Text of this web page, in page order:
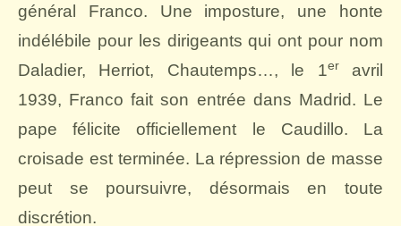
général Franco. Une imposture, une honte
indélébile pour les dirigeants qui ont pour nom
Daladier, Herriot, Chautemps…, le 1eravril
1939, Franco fait son entrée dans Madrid. Le
pape félicite officiellement le Caudillo. La
croisade est terminée. La répression de masse
peut se poursuivre, désormais en toute
discrétion.